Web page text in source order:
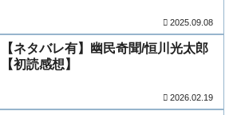
2025.09.08
【ネタバレ有】幽民奇聞/恒川光太郎
【初読感想】
2026.02.19